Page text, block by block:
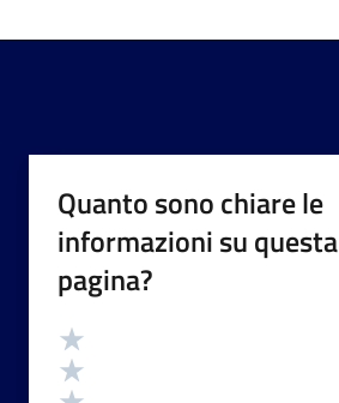
Quanto sono chiare le
informazioni su questa
pagina?
Valutazione